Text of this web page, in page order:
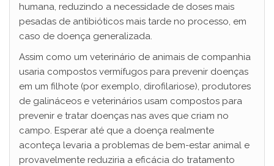
humana, reduzindo a necessidade de doses mais
pesadas de antibióticos mais tarde no processo, em
caso de doença generalizada.
Assim como um veterinário de animais de companhia
usaria compostos vermífugos para prevenir doenças
em um filhote (por exemplo, dirofilariose), produtores
de galináceos e veterinários usam compostos para
prevenir e tratar doenças nas aves que criam no
campo. Esperar até que a doença realmente
aconteça levaria a problemas de bem-estar animal e
provavelmente reduziria a eficácia do tratamento